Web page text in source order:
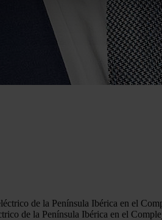
se usan para personalizar el
compartimos información sobre
análisis web, quienes pueden
del uso que haya hecho de sus
de la Península Ibérica en el